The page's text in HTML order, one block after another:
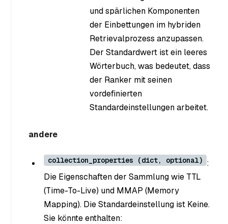
und spärlichen Komponenten
der Einbettungen im hybriden
Retrievalprozess anzupassen.
Der Standardwert ist ein leeres
Wörterbuch, was bedeutet, dass
der Ranker mit seinen
vordefinierten
Standardeinstellungen arbeitet.
andere
collection_properties (dict, optional) :
Die Eigenschaften der Sammlung wie TTL
(Time-To-Live) und MMAP (Memory
Mapping). Die Standardeinstellung ist Keine.
Sie könnte enthalten: